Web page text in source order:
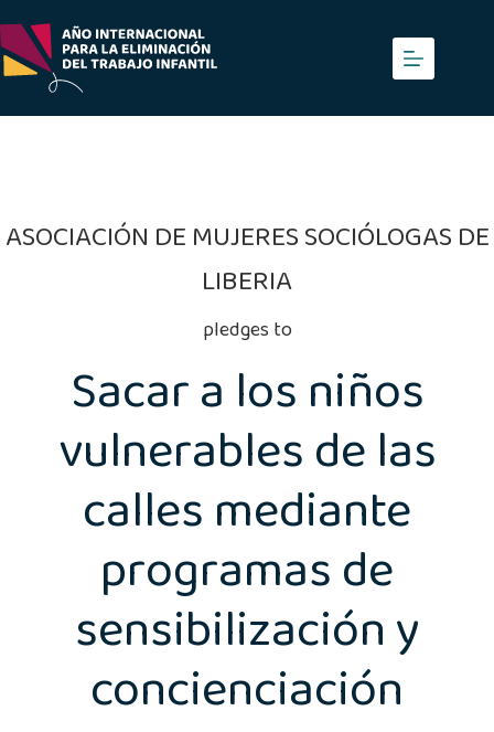
al
contenido
ASOCIACIÓN DE MUJERES SOCIÓLOGAS DE
LIBERIA
pledges to
Sacar a los niños
vulnerables de las
calles mediante
programas de
sensibilización y
concienciación